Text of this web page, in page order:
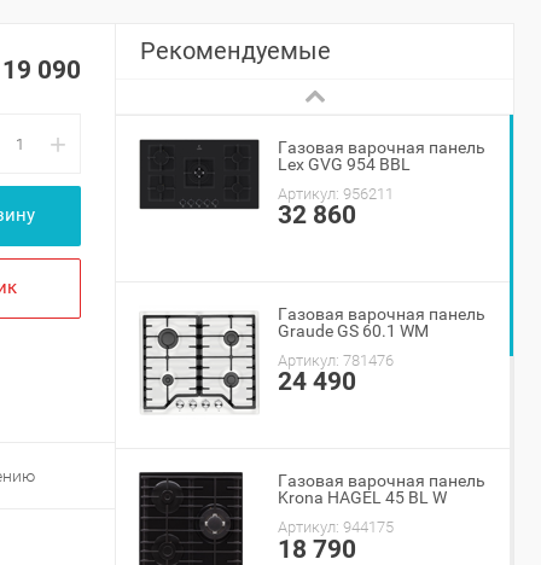
19 090
+
Рекомендуемые
Газовая варочная панель
Lex GVG 954 BBL
Артикул: 956211
32 860
Газовая варочная панель
Graude GS 60.1 WM
Артикул: 781476
24 490
Газовая варочная панель
Krona HAGEL 45 BL W
Артикул: 944175
18 790